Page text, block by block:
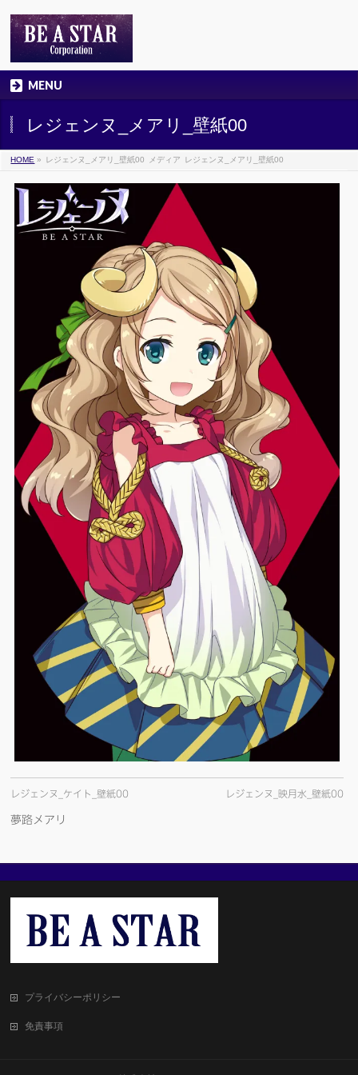
MENU
レジェンヌ_メアリ_壁紙00
HOME » レジェンヌ_メアリ_壁紙00 メディア レジェンヌ_メアリ_壁紙00
レジェンヌ_ケイト_壁紙00 レジェンヌ_映月水_壁紙00
夢路メアリ
プライバシーポリシー
免責事項